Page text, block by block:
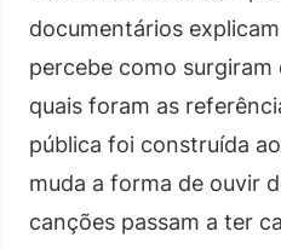
documentários
percebe como
quais foram as
pública foi construída
muda a forma de ouvir
canções passam a ter